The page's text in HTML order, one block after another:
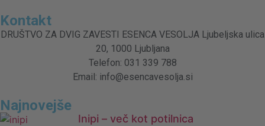
Kontakt
DRUŠTVO ZA DVIG ZAVESTI ESENCA VESOLJA Ljubeljska ulica
20, 1000 Ljubljana
Telefon: 031 339 788
Email: info@esencavesolja.si
Najnovejše
Inipi – več kot potilnica